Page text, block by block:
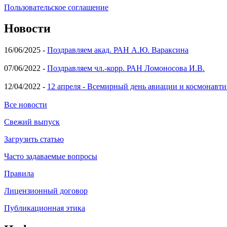
Пользовательское соглашение
Новости
16/06/2025 - Поздравляем акад. РАН А.Ю. Вараксина
07/06/2022 - Поздравляем чл.-корр. РАН Ломоносова И.В.
12/04/2022 - 12 апреля - Всемирный день авиации и
Все новости
Свежий выпуск
Загрузить статью
Часто задаваемые вопросы
Правила
Лицензионный договор
Публикационная этика